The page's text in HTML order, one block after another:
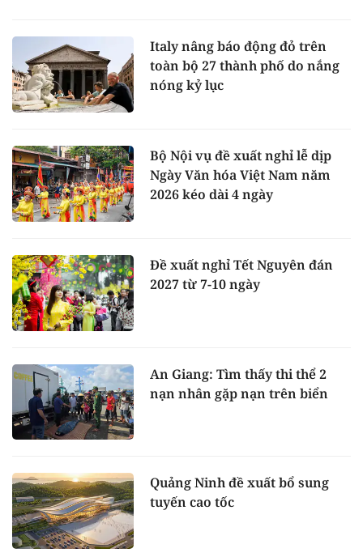
Italy nâng báo động đỏ trên
toàn bộ 27 thành phố do nắng
nóng kỷ lục
Bộ Nội vụ đề xuất nghỉ lễ dịp
Ngày Văn hóa Việt Nam năm
2026 kéo dài 4 ngày
Đề xuất nghỉ Tết Nguyên đán
2027 từ 7-10 ngày
An Giang: Tìm thấy thi thể 2
nạn nhân gặp nạn trên biển
Quảng Ninh đề xuất bổ sung
tuyến cao tốc